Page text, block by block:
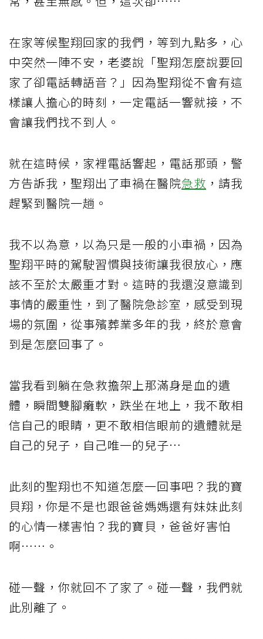
在家等候聖翔回家的我們，等到九點多，心
中突然一陣不安，老婆說「聖翔怎麼說要回
家了卻電話轉語音？」因為聖翔從不會有這
樣讓人擔心的時刻，一定電話一響就接，不
會讓我們找不到人。
就在這時候，家裡電話響起，電話那頭，警
方告訴我，聖翔出了車禍在醫院急救 ，請我
趕緊到醫院一趟。
我不以為意，以為只是一般的小車禍，因為
聖翔平時的駕駛習慣與技術讓我很放心，應
該不至於太嚴重才對。這時的我還沒意識到
事情的嚴重性，到了醫院急診室，感受到現
場的氛圍，從事殯葬業多年的我，終於意會
到是怎麼回事了。
當我看到躺在急救擔架上那滿身是血的遺
體，瞬間雙腳癱軟，跌坐在地上，我不敢相
信自己的眼睛，更不敢相信眼前的遺體就是
自己的兒子，自己唯一的兒子…
此刻的聖翔也不知道怎麼一回事吧？我的寶
貝翔，你是不是也跟爸爸媽媽還有妹妹此刻
的心情一樣害怕？我的寶貝，爸爸好害怕
啊……。
碰一聲，你就回不了家了。碰一聲，我們就
此別離了。